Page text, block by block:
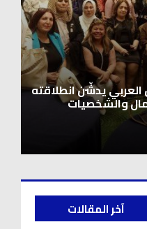
المايسترو ابراهيم
آخر المقالات